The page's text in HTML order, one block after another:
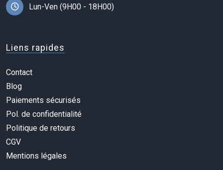
Lun-Ven (9H00 - 18H00)
Liens rapides
Contact
Blog
Paiements sécurisés
Pol. de confidentialité
Politique de retours
CGV
Mentions légales